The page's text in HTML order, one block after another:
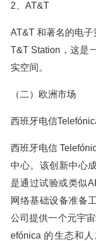
2、AT&T
AT&T 和著名的电
T&T Station，这是
实空间。
（二）欧洲市场
西班牙电信
西班牙电信
中心。该创新中心
是通过试验或类似
网络基础设备准备
公司提供一个元宇
efónica 的生态和